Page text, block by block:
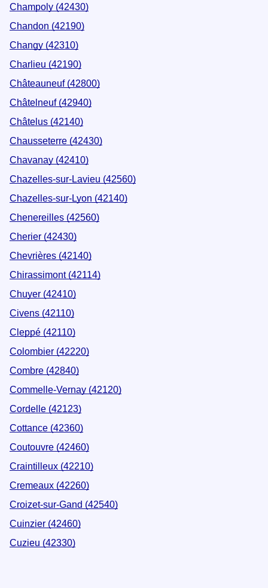
Champoly (42430)
Chandon (42190)
Changy (42310)
Charlieu (42190)
Châteauneuf (42800)
Châtelneuf (42940)
Châtelus (42140)
Chausseterre (42430)
Chavanay (42410)
Chazelles-sur-Lavieu (42560)
Chazelles-sur-Lyon (42140)
Chenereilles (42560)
Cherier (42430)
Chevrières (42140)
Chirassimont (42114)
Chuyer (42410)
Civens (42110)
Cleppé (42110)
Colombier (42220)
Combre (42840)
Commelle-Vernay (42120)
Cordelle (42123)
Cottance (42360)
Coutouvre (42460)
Craintilleux (42210)
Cremeaux (42260)
Croizet-sur-Gand (42540)
Cuinzier (42460)
Cuzieu (42330)